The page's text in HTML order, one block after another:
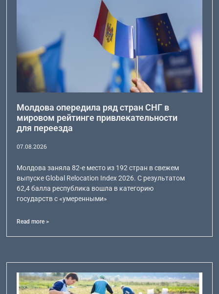
Молдова опередила ряд стран СНГ в
мировом рейтинге привлекательности
для переезда
07.08.2026
Молдова заняла 82-е место из 192 стран в свежем
выпуске Global Relocation Index 2026. С результатом
62,4 балла республика вошла в категорию
государств с «умеренными»
Read more >